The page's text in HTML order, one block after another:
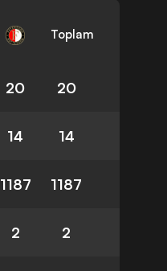
Toplam
20 20
14 14
1187 1187
2 2